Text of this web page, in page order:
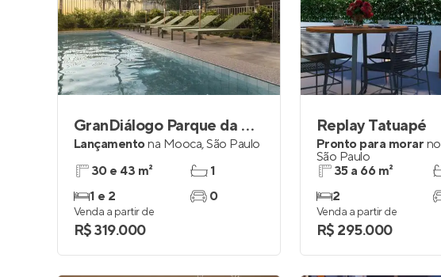
GranDiálogo Parque da Mooca Home Spaces
Lançamentona Mooca,São Paulo
30 e 43 m²
1 e 2
1
0
Venda a partir de
R$ 319.000
Replay Tatuapé
Pronto para morar no
São Paulo
35 a 66 m²
2
Venda a partir de
R$ 295.000